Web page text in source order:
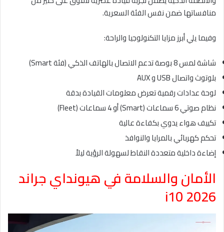
منافساتها ضمن نفس الفئة السعرية.
وفيما يلي أبرز مزايا التكنولوجيا والراحة:
شاشة لمس 8 بوصة تدعم الاتصال بالهاتف الذكي (فئة Smart)
بلوتوث واتصال USB و AUX
لوحة عدادات رقمية تعرض معلومات القيادة بدقة
نظام صوتي 6 سماعات (Smart) أو 4 سماعات (Fleet)
تكييف هواء يدوي بكفاءة عالية
تحكم كهربائي بالمرايا والنوافذ
إضاءة داخلية متعددة النقاط لسهولة الرؤية ليلاً
الأمان والسلامة في هيونداي جراند
i10 2026